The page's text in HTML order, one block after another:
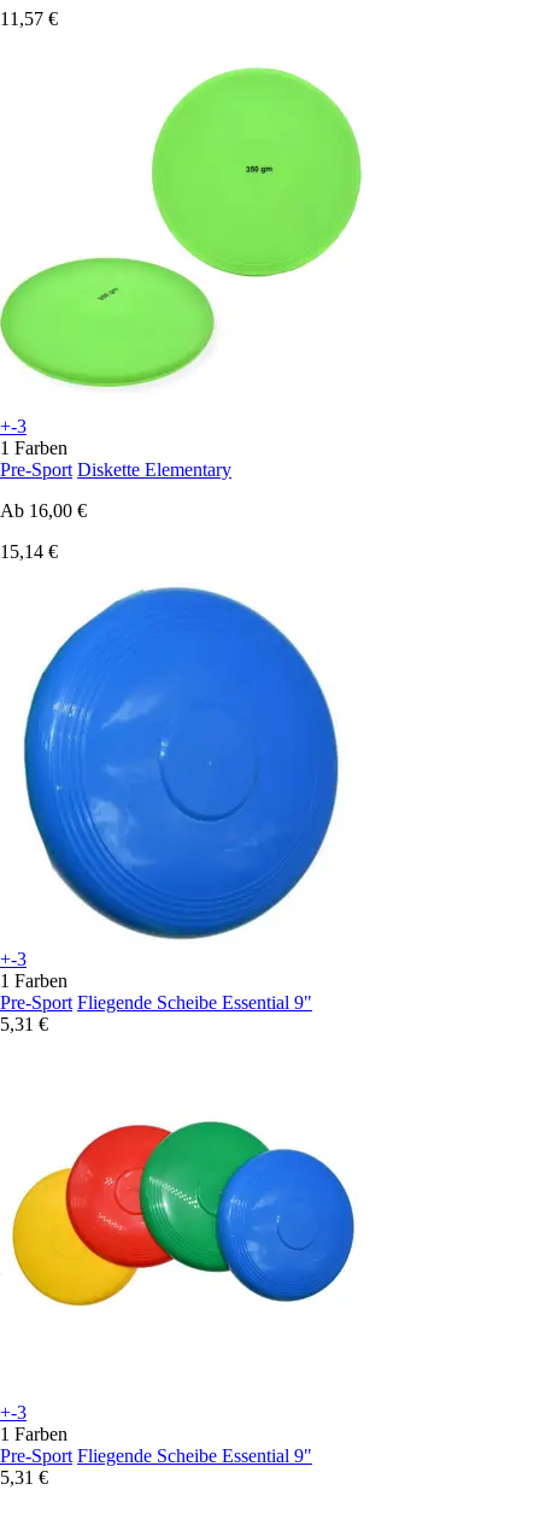
11,57 €
+-3
1 Farben
Pre-Sport Diskette Elementary
Ab 16,00 €
15,14 €
+-3
1 Farben
Pre-Sport Fliegende Scheibe Essential 9"
5,31 €
+-3
1 Farben
Pre-Sport Fliegende Scheibe Essential 9"
5,31 €